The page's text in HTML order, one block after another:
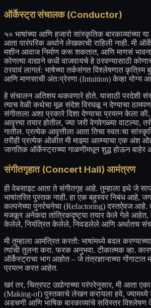
ऑर्केस्ट्रा संचालक (Conductor)
५० भाषांच्या आणि हजारो सांस्कृतिक बारकाव्यांच्या या
आता पारंपरिक अर्थाने लेखकाची राहिली नाही. मी
मशीन आवाज निर्माण करू शकतात, आणि माणसं
कोणत्या वाद्याने कधी वाजवायचे हे ठरवण्यासाठी
ठरवावं लागलं: भाषेच्या तर्कसंगत विश्लेषणात कृत्रिम
आणि माणसाची अंतःप्रेरणा (Intuition) केव्हा योग्य
हे संचालन अतिशय थकवणारे होते. यासाठी परदेशी
त्याच वेळी कथेचा मूळ संदेश विरघळू न देण्याचा
संगीताला अशा प्रकारे दिशा देण्याचा प्रयत्न केला
आवृत्त्या तयार होतील, ज्या जरी वेगवेगळ्या वाटल्या,
गातील. प्रत्येक आवृत्तीला आता तिचा स्वतःचा
तरीही प्रत्येक ओळीत मी माझ्या आत्म्याचा एक अंश
जागतिक ऑर्केस्ट्राच्या गाळणीमधून शुद्ध होऊन
संगीतगृहात (Concert Hall) आमंत्रण
ही वेबसाइट आता ते संगीतगृह आहे. तुम्हाला इथे जे
भाषांतरित पुस्तक नाही. हा एक बहुस्वर निबंध आहे,
कल्पनेच्या पुनर्रचनेचा (Refactoring) दस्तऐवज
मजकूर अनेकदा तांत्रिकदृष्ट्या तयार केले गेले
केलेले, नियंत्रित केलेले, निवडलेले आणि अर्थातच
मी तुम्हाला आमंत्रित करतो: भाषांमध्ये बदल
त्यांची तुलना करा. फरक अनुभवा. टीकात्मक व्हा.
ऑर्केस्ट्राचा भाग आहोत – जे तंत्रज्ञानाच्या गोंगाटात
प्रयत्न करत आहेत.
खरं तर, चित्रपट उद्योगाच्या परंपरेनुसार, मी आता
(Making-of) पुस्तकाचे लेखन करायला हवे, ज्यामध्ये
अडचणी आणि भाषिक बारकाव्यांचे सविस्तर